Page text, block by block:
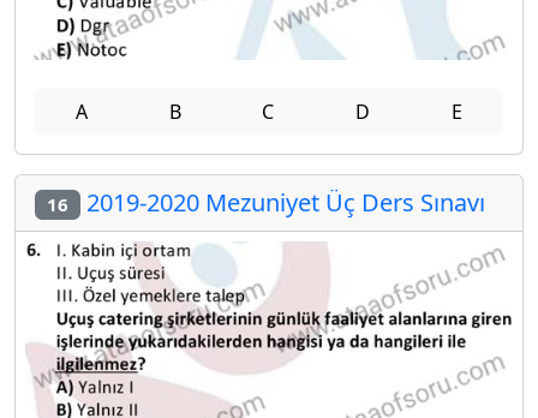
A B C D E
16 2019-2020 Mezuniyet Üç Ders Sınavı